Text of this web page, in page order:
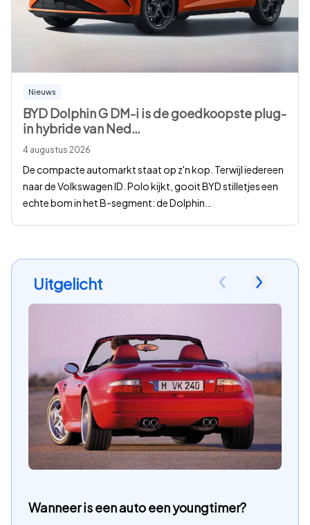
Nieuws
BYD Dolphin G DM-i is de goedkoopste plug-
in hybride van Ned…
4 augustus 2026
De compacte automarkt staat op z'n kop. Terwijl iedereen
naar de Volkswagen ID. Polo kijkt, gooit BYD stilletjes een
echte bom in het B-segment: de Dolphin
Wanneer is een auto een youngtimer?
Uitgelicht